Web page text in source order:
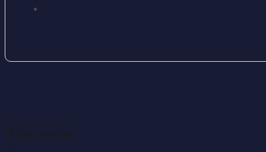
Bliv ringet op